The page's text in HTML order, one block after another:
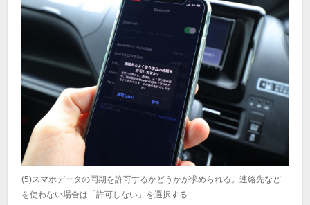
(5)スマホデータの同期を許可するかどうかが求められる。連絡先など
を使わない場合は「許可しない」を選択する